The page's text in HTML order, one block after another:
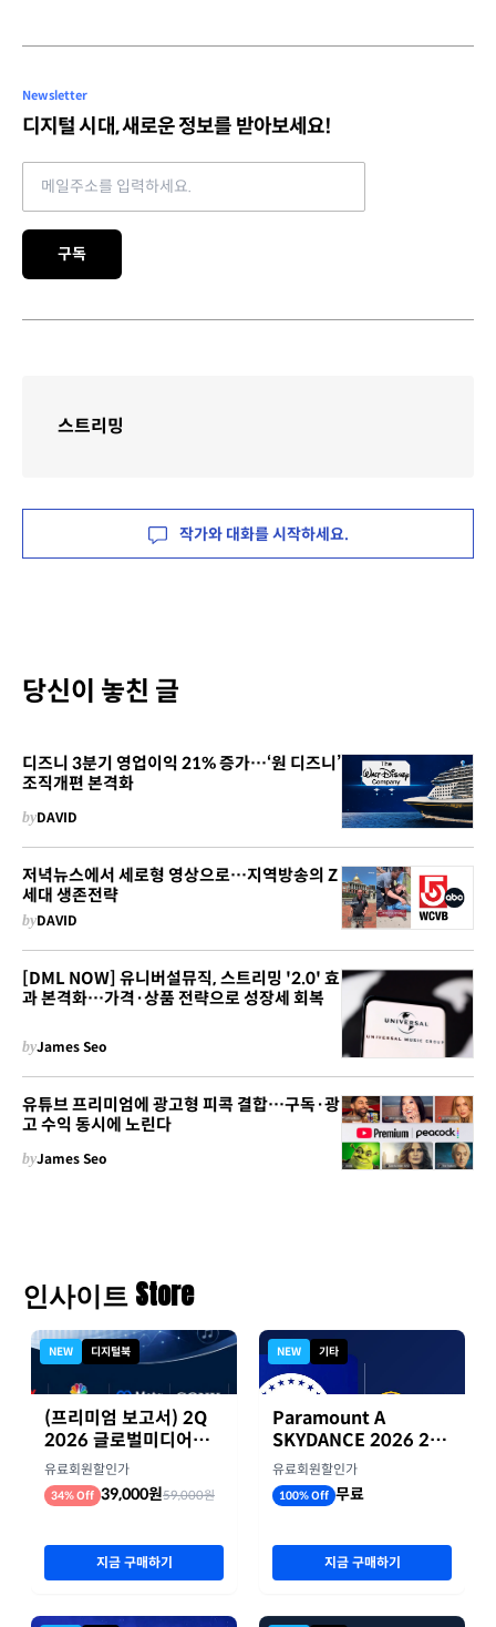
Newsletter
디지털 시대, 새로운 정보를 받아보세요!
Email address
구독
스트리밍
작가와 대화를 시작하세요.
당신이 놓친 글
디즈니 3분기 영업이익 21% 증가…‘원 디즈니’
조직개편 본격화
byDAVID
저녁뉴스에서 세로형 영상으로…지역방송의 Z
세대 생존전략
byDAVID
[DML NOW] 유니버설뮤직, 스트리밍 '2.0' 효
과 본격화…가격·상품 전략으로 성장세 회복
byJames Seo
유튜브 프리미엄에 광고형 피콕 결합…구독·광
고 수익 동시에 노린다
byJames Seo
인사이트 Store
NEW 디지털북
(프리미엄 보고서) 2Q
2026 글로벌미디어기
업 실적 종합 보고서
유료회원할인가
34% Off 39,000원59,000원
지금 구매하기
NEW 기타
Paramount A
SKYDANCE 2026 2분
기 실적
유료회원할인가
100% Off 무료
지금 구매하기